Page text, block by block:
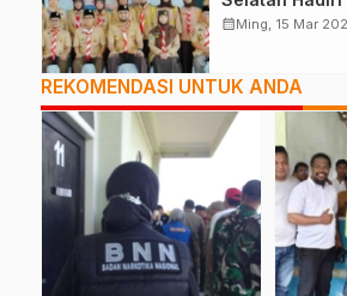
Mabiran
calendar_monthMing, 15 Mar
REKOMENDASI UNTUK ANDA